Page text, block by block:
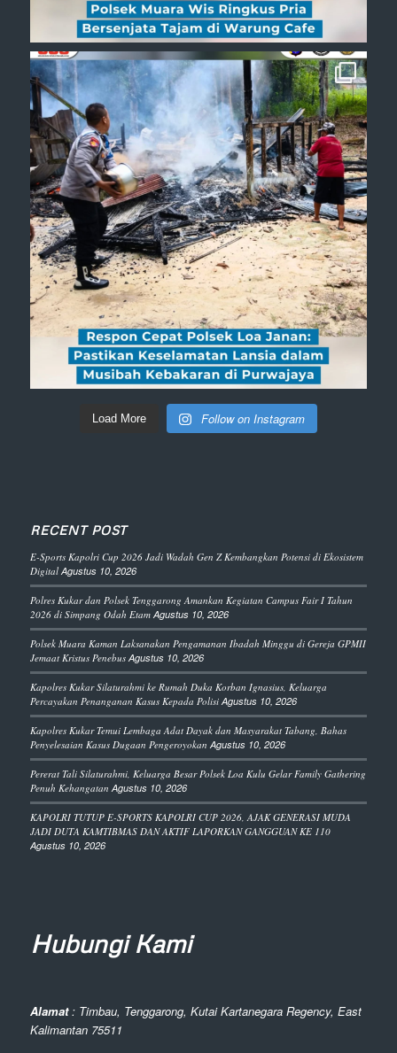
Load More Follow on Instagram
RECENT POST
E-Sports Kapolri Cup 2026 Jadi Wadah Gen Z Kembangkan Potensi di Ekosistem
Digital Agustus 10, 2026
Polres Kukar dan Polsek Tenggarong Amankan Kegiatan Campus Fair I Tahun
2026 di Simpang Odah Etam Agustus 10, 2026
Polsek Muara Kaman Laksanakan Pengamanan Ibadah Minggu di Gereja GPMII
Jemaat Kristus Penebus Agustus 10, 2026
Kapolres Kukar Silaturahmi ke Rumah Duka Korban Ignasius, Keluarga
Percayakan Penanganan Kasus Kepada Polisi Agustus 10, 2026
Kapolres Kukar Temui Lembaga Adat Dayak dan Masyarakat Tabang, Bahas
Penyelesaian Kasus Dugaan Pengeroyokan Agustus 10, 2026
Pererat Tali Silaturahmi, Keluarga Besar Polsek Loa Kulu Gelar Family Gathering
Penuh Kehangatan Agustus 10, 2026
KAPOLRI TUTUP E-SPORTS KAPOLRI CUP 2026, AJAK GENERASI MUDA
JADI DUTA KAMTIBMAS DAN AKTIF LAPORKAN GANGGUAN KE 110
Agustus 10, 2026
Hubungi Kami
Alamat: Timbau, Tenggarong, Kutai Kartanegara Regency, East
Kalimantan 75511